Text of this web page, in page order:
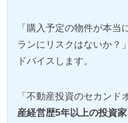
「購入予定の物件が本
ランにリスクはないか？
ドバイスします。
「不動産投資のセカンド
産経営歴5年以上の投資家